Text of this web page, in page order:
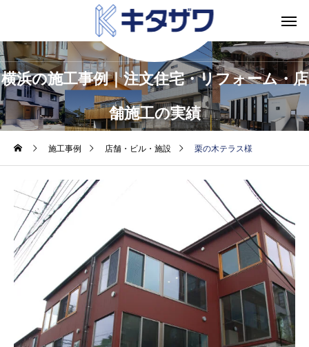
横浜の施工事例｜注文住宅・リフォーム・店
舗施工の実績
施工事例 店舗・ビル・施設 栗の木テラス様